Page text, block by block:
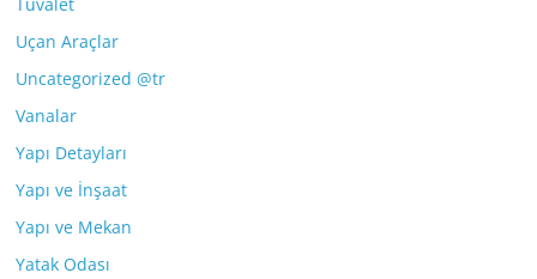
Uçan Araçlar
Uncategorized @tr
Vanalar
Yapı Detayları
Yapı ve İnşaat
Yapı ve Mekan
Yatak Odası